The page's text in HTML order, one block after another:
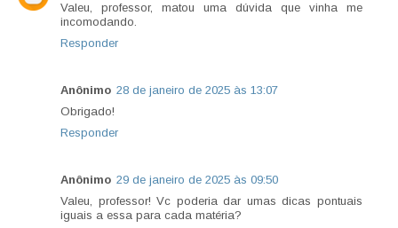
Valeu, professor, matou uma dúvida que vinha me
incomodando.
Responder
Anônimo 28 de janeiro de 2025 às 13:07
Obrigado!
Responder
Anônimo 29 de janeiro de 2025 às 09:50
Valeu, professor! Vc poderia dar umas dicas pontuais
iguais a essa para cada matéria?